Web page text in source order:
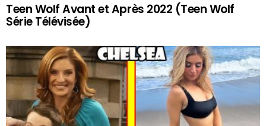
Teen Wolf Avant et Après 2022 (Teen Wolf
Série Télévisée)